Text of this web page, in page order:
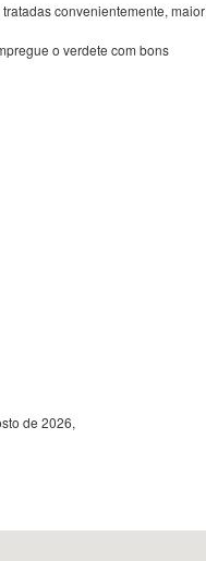
convenientemente, maior
o verdete com bons
de 2026,